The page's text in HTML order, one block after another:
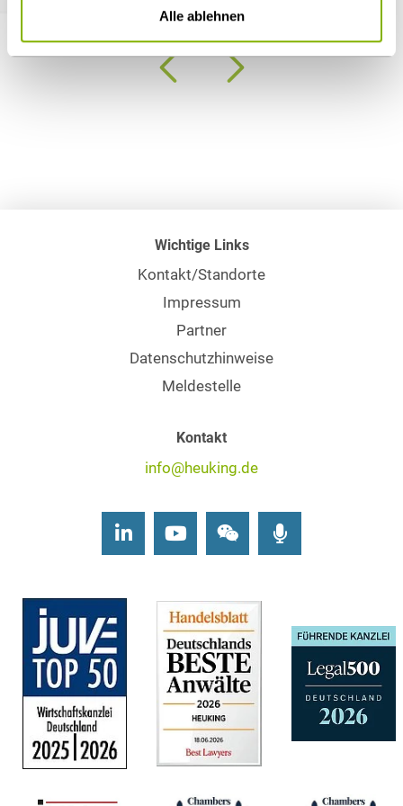
Alle ablehnen
Wichtige Links
Kontakt/Standorte
Impressum
Partner
Datenschutzhinweise
Meldestelle
Kontakt
info@heuking.de
LinkedInYoutubeWechat